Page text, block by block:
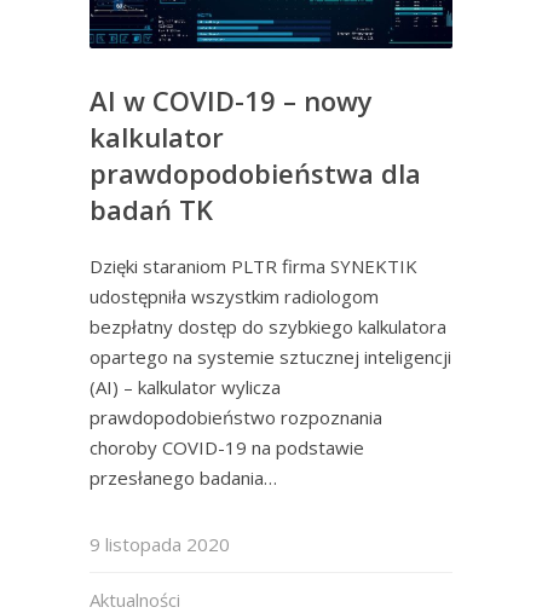
AI w COVID-19 – nowy
kalkulator
prawdopodobieństwa dla
badań TK
Dzięki staraniom PLTR firma SYNEKTIK
udostępniła wszystkim radiologom
bezpłatny dostęp do szybkiego kalkulatora
opartego na systemie sztucznej inteligencji
(AI) – kalkulator wylicza
prawdopodobieństwo rozpoznania
choroby COVID-19 na podstawie
przesłanego badania…
9 listopada 2020
Aktualności